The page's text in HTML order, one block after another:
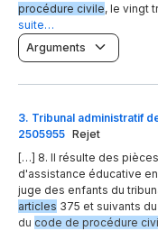
procédure civile, le vingt
suite…
Arguments
3. Tribunal administratif
2505955 Rejet
[…] 8. Il résulte des
d'assistance éducative
juge des enfants du
articles 375 et suivants
du code de procédure